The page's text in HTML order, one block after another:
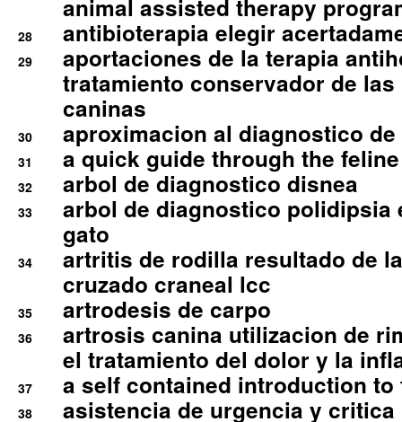
animal assisted therapy
28 antibioterapia elegir
29
aportaciones de la terapia
tratamiento conservador de
caninas
30 aproximacion al diagnostico
31 a quick guide through the
32 arbol de diagnostico disnea
33
arbol de diagnostico polidipsia
gato
34
artritis de rodilla resultado de
cruzado craneal lcc
35 artrodesis de carpo
36
artrosis canina utilizacion de
el tratamiento del dolor y la
37 a self contained introduction
38 asistencia de urgencia y